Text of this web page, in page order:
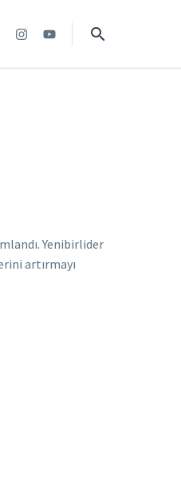
Yenibirlider
artırmayı